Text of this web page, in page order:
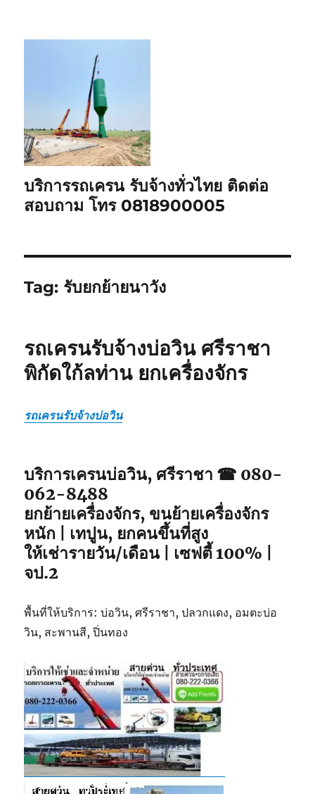
บริการรถเครน รับจ้างทั่วไทย ติดต่อ
สอบถาม โทร 0818900005
Tag: รับยกย้ายนาวัง
รถเครนรับจ้างบ่อวิน ศรีราชา
พิกัดใก้ลท่าน ยกเครื่องจักร
รถเครนรับจ้างบ่อวิน
บริการเครนบ่อวิน, ศรีราชา ☎ 080-
062-8488
ยกย้ายเครื่องจักร, ขนย้ายเครื่องจักร
หนัก | เทปูน, ยกคนขึ้นที่สูง
ให้เช่ารายวัน/เดือน | เซฟตี้ 100% |
จป.2
พื้นที่ให้บริการ: บ่อวิน, ศรีราชา, ปลวกแดง, อมตะบ่อ
วิน, สะพานสี, ปิ่นทอง